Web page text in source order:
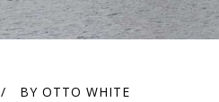
BY OTTO WHITE